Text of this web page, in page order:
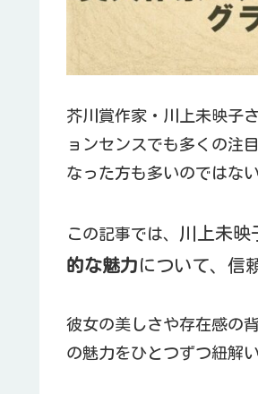
芥川賞作家・川上未映子
ョンセンスでも多くの注
なった方も多いのではな
この記事では、 川上未映
的な魅力 について、信
彼女の美しさや存在感の
の魅力をひとつずつ紐解